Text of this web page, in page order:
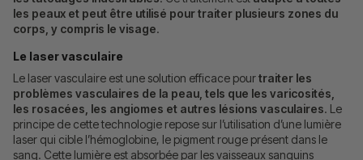
les peaux et peut être utilisé pour traiter plusieurs zones du
corps, y compris le visage.
Le laser vasculaire
Le laser vasculaire est une solution efficace pourtraiter les
problèmes vasculaires de la peau, tels que les varicosités,
les rosacées, les angiomes et autres lésions vasculaires. Le
principe de cette technologie repose sur l’utilisation d’une lumière
laser qui cible l’hémoglobine, le pigment rouge présent dans le
sang. Cette lumière est absorbée par les vaisseaux sanguins